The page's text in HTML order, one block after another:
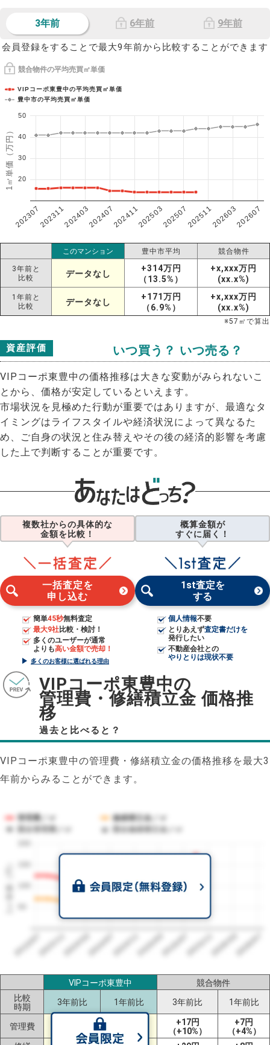
3年前 6年前 9年前
会員登録をすることで最大9年前から比較することができます
競合物件の平均売買㎡単価
1㎡単価（万円）
VIPコーポ東豊中の平均売買㎡単価
豊中市の平均売買㎡単価
202307202311202403202407202411202503202507202511202603202607
20
30
40
50
このマンション 豊中市平均 競合物件
3年前と
比較
データなし
+314万円
（13.5%）
+x,xxx万円
(xx.x%)
1年前と
比較
データなし
+171万円
（6.9%）
+x,xxx万円
(xx.x%)
※57 ㎡で算出
資産評価 いつ買う？ いつ売る？
VIPコーポ東豊中の価格推移は大きな変動がみられないこ
とから、価格が安定しているといえます。
市場状況を見極めた行動が重要ではありますが、最適なタ
イミングはライフスタイルや経済状況によって異なるた
め、ご自身の状況と住み替えやその後の経済的影響を考慮
した上で判断することが重要です。
複数社からの具体的な
金額を比較！
一括査定を
申し込む
簡単45秒無料査定
最大9社比較・検討！
多くのユーザーが通常
よりも高い金額で売却！
多くのお客様に選ばれる理由
概算金額が
すぐに届く！
1st査定を
する
個人情報不要
とりあえず査定書だけを
発行したい
不動産会社との
やりとりは現状不要
VIPコーポ東豊中の
管理費・修繕積立金 価格推
移
過去と比べると？
VIPコーポ東豊中の管理費・修繕積立金の価格推移を最大3
年前からみることができます。
1㎡単価（円）
管理費／㎡
修繕積立金／㎡
競合管理費／㎡
競合修繕積立金／㎡
2023/072023/112024/032024/072024/112025/032025/072025/112026/032026/07
VIPコーポ東豊中
競合物件
比較
時期
3年前比 1年前比 3年前比 1年前比
管理費
+17円
（+10%）
+7円
（+4%）